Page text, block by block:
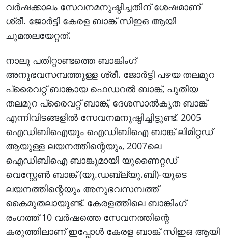
വർഷക്കാലം സേവനമനുഷ്ഠിച്ചതിന് ശേഷമാണ്
ശ്രീ. ജോർട്ടി കേരള ബാങ്ക് സിഇഒ ആയി
ചുമതലയേറ്റത്.
നാലു പതിറ്റാണ്ടത്തെ ബാങ്കിംഗ്
അനുഭവസമ്പത്തുള്ള ശ്രീ. ജോർട്ടി പഴയ തലമുറ
പ്രൈവറ്റ് ബാങ്കായ ഫെഡറൽ ബാങ്ക്, പുതിയ
തലമുറ പ്രൈവറ്റ് ബാങ്ക്, ദേശസാൽകൃത ബാങ്ക്
എന്നിവിടങ്ങളിൽ സേവനമനുഷ്ഠിച്ചിട്ടുണ്ട്. 2005
ഐഡിബിഐയും ഐഡിബിഐ ബാങ്ക് ലിമിറ്റഡ്
ആയുള്ള ലയനത്തിന്റെയും, 2007ലെ
ഐഡിബിഐ ബാങ്കുമായി യുണൈറ്റഡ്
വെസ്റ്റേൺ ബാങ്ക് (യു.ഡബ്ല്യു.ബി)-യുടെ
ലയനത്തിന്റെയും അനുഭവസമ്പത്ത്
കൈമുതലായുണ്ട്. കേരളത്തിലെ ബാങ്കിംഗ്
രംഗത്ത് 10 വർഷത്തെ സേവനത്തിന്റെ
കരുത്തിലാണ് ഇപ്പോൾ കേരള ബാങ്ക് സിഇഒ ആയി